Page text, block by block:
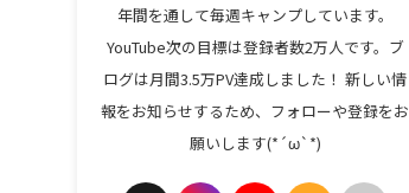
年間を通して毎週キャンプしています。
YouTube次の目標は登録者数2万人です。ブ
ログは月間3.5万PV達成しました！ 新しい情
報をお知らせするため、フォローや登録をお
願いします(*´ω`*)